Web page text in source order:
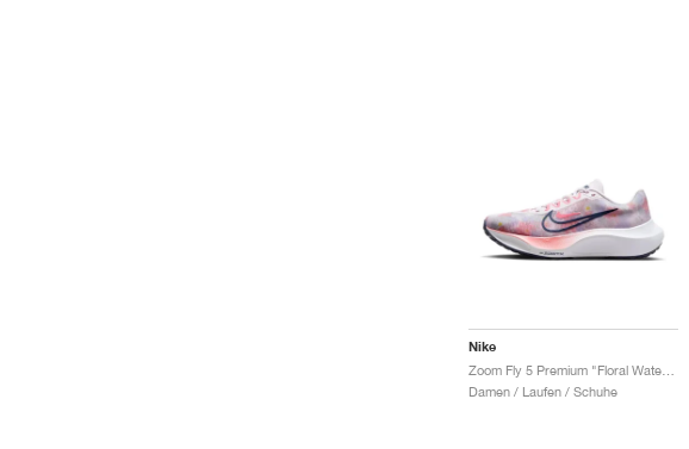
Nike
Damen / Laufen / Schuhe